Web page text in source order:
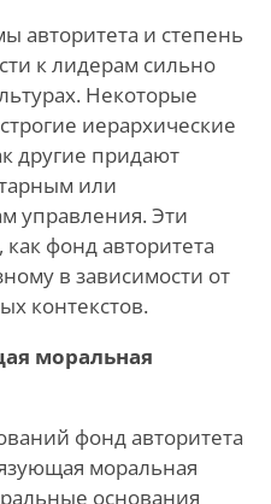
авторитета и степень
к лидерам сильно
Некоторые
иерархические
другие придают
или
управления. Эти
фонд авторитета
в зависимости от
контекстов.
моральная
фонд авторитета
моральная
основания